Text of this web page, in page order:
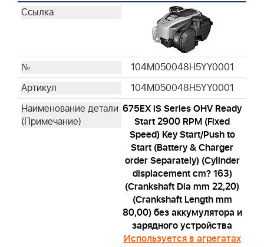
104M050048H5YY0001
104M050048H5YY0001
675EX iS Series OHV Ready
Start 2900 RPM (Fixed
Speed) Key Start/Push to
Start (Battery & Charger
order Separately) (Cylinder
displacement cm? 163)
(Crankshaft Dia mm 22,20)
(Crankshaft Length mm
80,00) без аккумулятора и
зарядного устройства
Используется в агрегатах